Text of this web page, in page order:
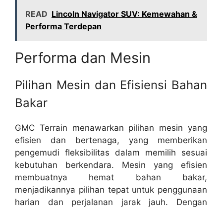
READ Lincoln Navigator SUV: Kemewahan &
Performa Terdepan
Performa dan Mesin
Pilihan Mesin dan Efisiensi Bahan
Bakar
GMC Terrain menawarkan pilihan mesin yang
efisien dan bertenaga, yang memberikan
pengemudi fleksibilitas dalam memilih sesuai
kebutuhan berkendara. Mesin yang efisien
membuatnya hemat bahan bakar,
menjadikannya pilihan tepat untuk penggunaan
harian dan perjalanan jarak jauh. Dengan